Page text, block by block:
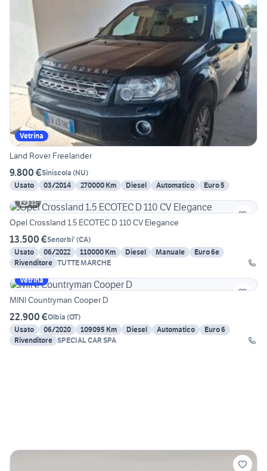
Vetrina
Land Rover Freelander
9.800 €Siniscola (NU)
Usato
03/2014 270000 Km Diesel Automatico
Euro 5
11
Opel Crossland 1.5 ECOTEC D 110 CV Elegance
13.500 €Senorbi' (CA)
Usato
06/2022 110000 Km Diesel Manuale
Euro 6e
Rivenditore TUTTE MARCHE
Vetrina
MINI Countryman Cooper D
22.900 €Olbia (OT)
Usato
06/2020 109095 Km Diesel Automatico
Euro 6
Rivenditore SPECIAL CAR SPA